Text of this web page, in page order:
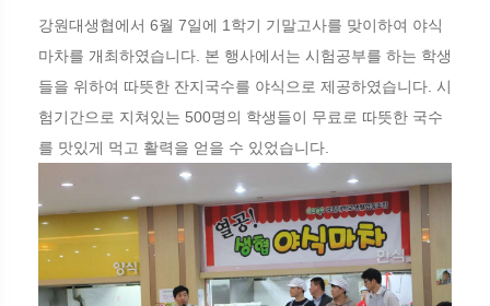
강원대생협에서 6월 7일에 1학기 기말고사를 맞이하여 야식
마차를 개최하였습니다. 본 행사에서는 시험공부를 하는 학생
들을 위하여 따뜻한 잔지국수를 야식으로 제공하였습니다. 시
험기간으로 지쳐있는 500명의 학생들이 무료로 따뜻한 국수
를 맛있게 먹고 활력을 얻을 수 있었습니다.